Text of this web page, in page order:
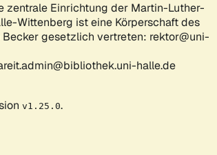
zentrale Einrichtung der Martin-Luther-
Wittenberg ist eine Körperschaft des
gesetzlich vertreten: rektor@uni-
halle.de
v1.25.0.